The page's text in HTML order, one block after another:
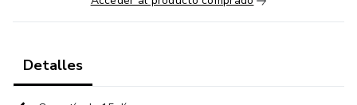
Detalles